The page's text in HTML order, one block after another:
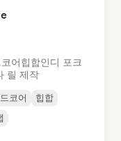
어힙합인디 포크
릴 제작
코어
힙합